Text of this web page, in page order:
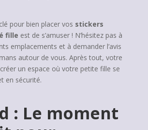
pour bien placer vos stickers
fille est de s’amuser ! N’hésitez pas à
emplacements et à demander l’avis
autour de vous. Après tout, votre
un espace où votre petite fille se
en sécurité.
: Le moment